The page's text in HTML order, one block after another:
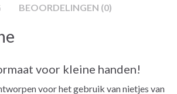
BEOORDELINGEN (0)
voor kleine handen!
voor het gebruik van nietjes van